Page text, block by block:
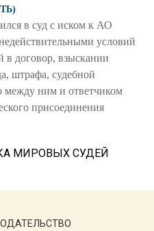
в суд с иском к АО
условий
в договор, взыскании
штрафа, судебной
между ним и ответчиком
присоединения
МИРОВЫХ СУДЕЙ